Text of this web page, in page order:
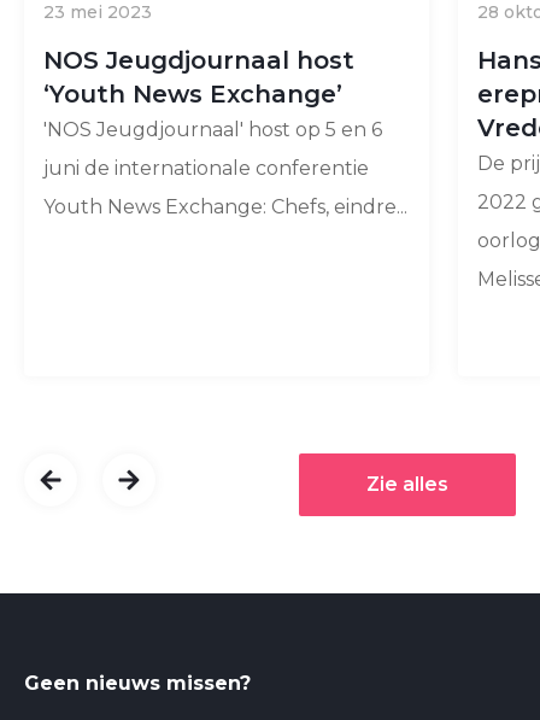
23 mei 2023
NOS Jeugdjournaal host
‘Youth News Exchange’
'NOS Jeugdjournaal' host op 5 en 6
juni de internationale conferentie
Youth News Exchange: Chefs, eindre...
28
De
2022
Zie alles
Geen nieuws missen?